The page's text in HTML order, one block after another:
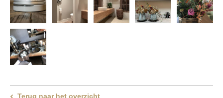
Terug naar het overzicht